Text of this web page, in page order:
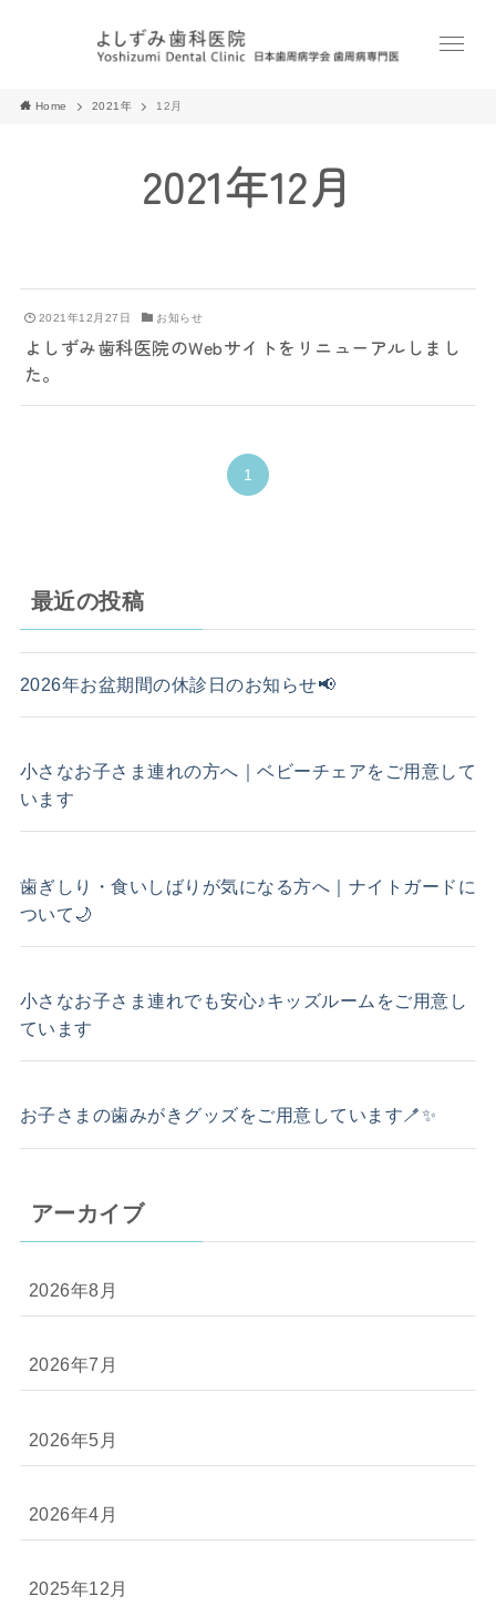
Home 2021年 12月
2021年12月
2021年12月27日 お知らせ
よしずみ歯科医院のWebサイトをリニューアルしまし
た。
1
最近の投稿
2026年お盆期間の休診日のお知らせ📢
小さなお子さま連れの方へ｜ベビーチェアをご用意して
います
歯ぎしり・食いしばりが気になる方へ｜ナイトガードに
ついて🌙
小さなお子さま連れでも安心♪キッズルームをご用意し
ています
お子さまの歯みがきグッズをご用意しています🪥✨
アーカイブ
2026年8月
2026年7月
2026年5月
2026年4月
2025年12月